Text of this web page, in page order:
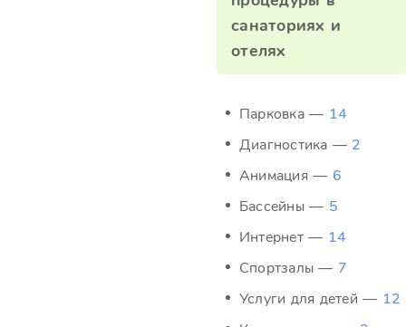
санаториях и
отелях
Парковка — 14
Диагностика — 2
Анимация — 6
Бассейны — 5
Интернет — 14
Спортзалы — 7
Услуги для детей — 12